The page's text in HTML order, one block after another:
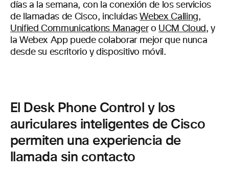
días a la semana, con la conexión de los servicios
de llamadas de Cisco, incluidasWebex Calling,
Unified Communications Managero UCM Cloud, y
la Webex App puede colaborar mejor que nunca
desde su escritorio y dispositivo móvil.
El Desk Phone Control y los
auriculares inteligentes de Cisco
permiten una experiencia de
llamada sin contacto